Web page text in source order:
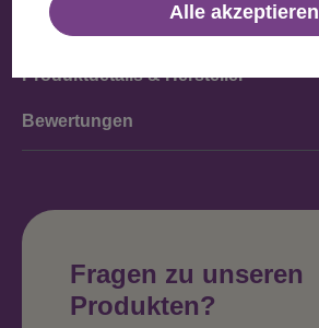
Beschreibung
Produktdetails & Hersteller
Bewertungen
Fragen zu unseren
Produkten?
Alle akzeptieren